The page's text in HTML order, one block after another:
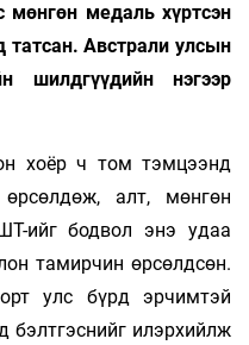
медаль хүртсэн
татсан. Австрали улсын
шилдгүүдийн нэгээр
хоёр ч том тэмцээнд
алт, мөнгөн
ийг бодвол энэ удаа
тамирчин өрсөлдсөн.
улс бүрд эрчимтэй
бэлтгэснийг илэрхийлж